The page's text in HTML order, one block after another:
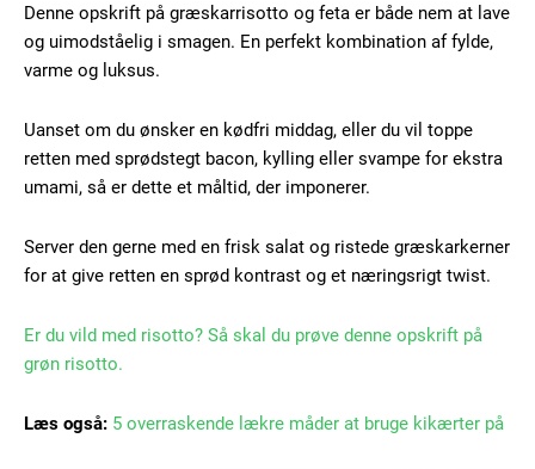
Denne opskrift på græskarrisotto og feta er både nem at lave
og uimodståelig i smagen. En perfekt kombination af fylde,
varme og luksus.
Uanset om du ønsker en kødfri middag, eller du vil toppe
retten med sprødstegt bacon, kylling eller svampe for ekstra
umami, så er dette et måltid, der imponerer.
Server den gerne med en frisk salat og ristede græskarkerner
for at give retten en sprød kontrast og et næringsrigt twist.
Er du vild med risotto? Så skal du prøve denne opskrift på
grøn risotto.
Læs også: 5 overraskende lækre måder at bruge kikærter på